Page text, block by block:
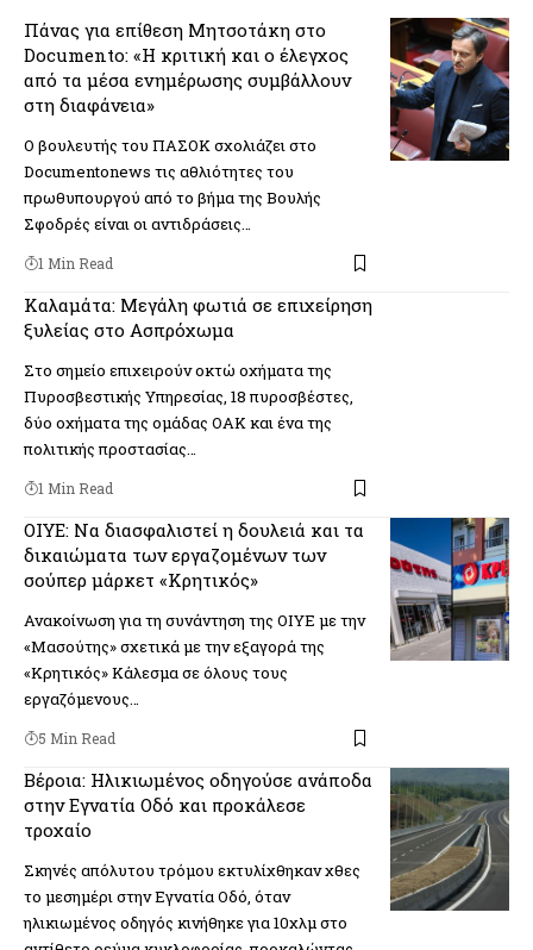
Πάνας για επίθεση Μητσοτάκη στο
Documento: «Η κριτική και ο έλεγχος
από τα μέσα ενημέρωσης συμβάλλουν
στη διαφάνεια»
Ο βουλευτής του ΠΑΣΟΚ σχολιάζει στο
Documentonews τις αθλιότητες του
πρωθυπουργού από το βήμα της Βουλής
Σφοδρές είναι οι αντιδράσεις…
1 Min Read
Καλαμάτα: Μεγάλη φωτιά σε επιχείρηση
ξυλείας στο Ασπρόχωμα
Στο σημείο επιχειρούν οκτώ οχήματα της
Πυροσβεστικής Υπηρεσίας, 18 πυροσβέστες,
δύο οχήματα της ομάδας ΟΑΚ και ένα της
πολιτικής προστασίας…
1 Min Read
ΟΙΥΕ: Να διασφαλιστεί η δουλειά και τα
δικαιώματα των εργαζομένων των
σούπερ μάρκετ «Κρητικός»
Ανακοίνωση για τη συνάντηση της ΟΙΥΕ με την
«Μασούτης» σχετικά με την εξαγορά της
«Κρητικός» Κάλεσμα σε όλους τους
εργαζόμενους…
5 Min Read
Βέροια: Ηλικιωμένος οδηγούσε ανάποδα
στην Εγνατία Οδό και προκάλεσε
τροχαίο
Σκηνές απόλυτου τρόμου εκτυλίχθηκαν χθες
το μεσημέρι στην Εγνατία Οδό, όταν
ηλικιωμένος οδηγός κινήθηκε για 10χλμ στο